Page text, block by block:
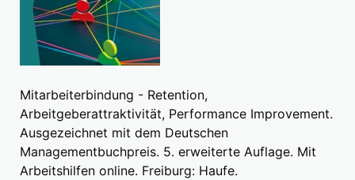
Mitarbeiterbindung - Retention,
Arbeitgeberattraktivität, Performance Improvement.
Ausgezeichnet mit dem Deutschen
Managementbuchpreis. 5. erweiterte Auflage. Mit
Arbeitshilfen online. Freiburg: Haufe.